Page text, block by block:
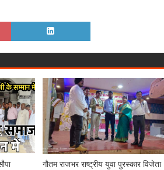
गौतम राजभर राष्ट्रीय युवा पुरस्कार विजेता